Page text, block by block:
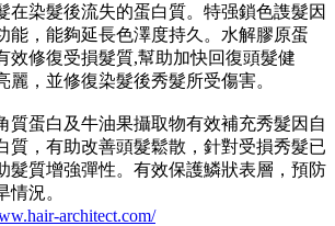
在染髮後流失的蛋白質。特强鎖色謢髮因
能，能夠延長色澤度持久。水解膠原蛋
效修復受損髮質,幫助加快回復頭髮健
麗，並修復染髮後秀髮所受傷害。
質蛋白及牛油果攝取物有效補充秀髮因自
質，有助改善頭髮鬆散，針對受損秀髮已
髮質增強彈性。有效保護鱗狀表層，預防
情況。
architect.com/